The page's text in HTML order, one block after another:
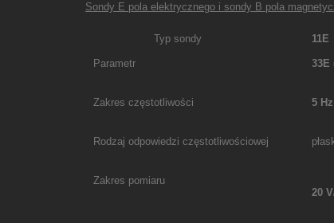
Sondy E pola elektrycznego i sondy B pola
Typ sondy
Parametr
11E
33E
Zakres częstotliwości 5
Rodzaj odpowiedzi częstotliwościowej
Zakres pomiaru
20